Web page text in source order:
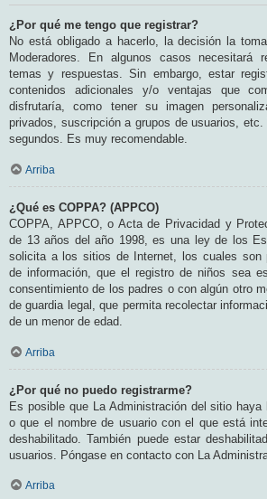
¿Por qué me tengo que registrar?
No está obligado a hacerlo, la decisión la
Moderadores. En algunos casos necesitará
temas y respuestas. Sin embargo, estar
contenidos adicionales y/o ventajas que
disfrutaría, como tener su imagen
privados, suscripción a grupos de usuarios,
segundos. Es muy recomendable.
Arriba
¿Qué es COPPA? (APPCO)
COPPA, APPCO, o Acta de Privacidad y
de 13 años del año 1998, es una ley de los
solicita a los sitios de Internet, los cuales son
de información, que el registro de niños sea
consentimiento de los padres o con algún otro
de guardia legal, que permita recolectar
de un menor de edad.
Arriba
¿Por qué no puedo registrarme?
Es posible que La Administración del sitio
o que el nombre de usuario con el que está
deshabilitado. También puede estar
usuarios. Póngase en contacto con La
Arriba